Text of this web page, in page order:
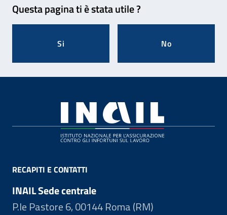
Questa pagina ti è stata utile ?
Si No
RECAPITI E CONTATTI
INAIL Sede centrale
P.le Pastore 6, 00144 Roma (RM)